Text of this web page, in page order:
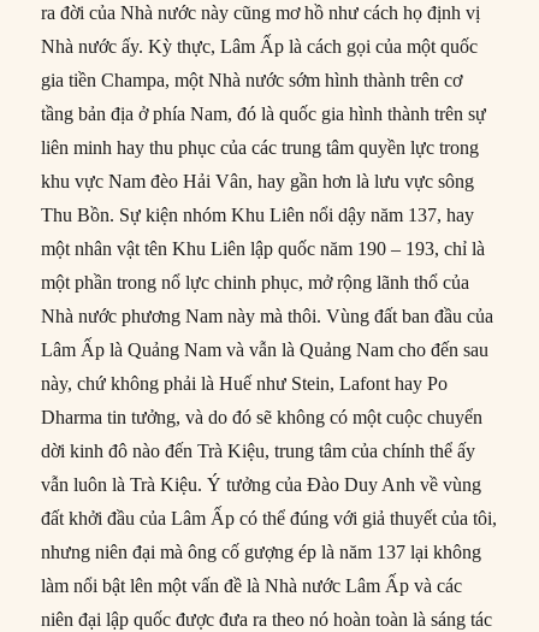
ra đời của Nhà nước này cũng mơ hồ như cách họ định vị
Nhà nước ấy. Kỳ thực, Lâm Ấp là cách gọi của một quốc
gia tiền Champa, một Nhà nước sớm hình thành trên cơ
tầng bản địa ở phía Nam, đó là quốc gia hình thành trên sự
liên minh hay thu phục của các trung tâm quyền lực trong
khu vực Nam đèo Hải Vân, hay gần hơn là lưu vực sông
Thu Bồn. Sự kiện nhóm Khu Liên nổi dậy năm 137, hay
một nhân vật tên Khu Liên lập quốc năm 190 – 193, chỉ là
một phần trong nổ lực chinh phục, mở rộng lãnh thổ của
Nhà nước phương Nam này mà thôi. Vùng đất ban đầu của
Lâm Ấp là Quảng Nam và vẫn là Quảng Nam cho đến sau
này, chứ không phải là Huế như Stein, Lafont hay Po
Dharma tin tưởng, và do đó sẽ không có một cuộc chuyển
dời kinh đô nào đến Trà Kiệu, trung tâm của chính thể ấy
vẫn luôn là Trà Kiệu. Ý tưởng của Đào Duy Anh về vùng
đất khởi đầu của Lâm Ấp có thể đúng với giả thuyết của tôi,
nhưng niên đại mà ông cố gượng ép là năm 137 lại không
làm nổi bật lên một vấn đề là Nhà nước Lâm Ấp và các
niên đại lập quốc được đưa ra theo nó hoàn toàn là sáng tác